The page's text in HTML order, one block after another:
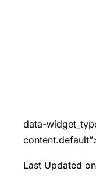
data-
Last Updated